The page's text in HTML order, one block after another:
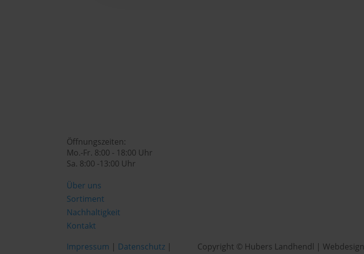
Öffnungszeiten:
Mo.-Fr. 8:00 - 18:00 Uhr
Sa. 8:00 -13:00 Uhr
Über uns
Sortiment
Nachhaltigkeit
Kontakt
Impressum | Datenschutz |
Copyright © Hubers Landhendl | Webdesign